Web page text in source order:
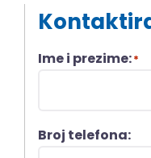
Ime i prezime:*
Broj telefona: